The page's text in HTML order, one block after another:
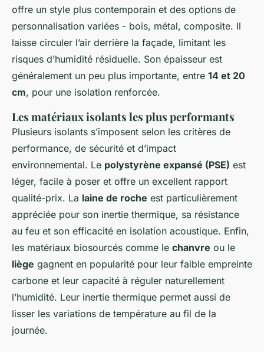
offre un style plus contemporain et des options de
personnalisation variées - bois, métal, composite. Il
laisse circuler l’air derrière la façade, limitant les
risques d’humidité résiduelle. Son épaisseur est
généralement un peu plus importante, entre 14 et 20
cm, pour une isolation renforcée.
Les matériaux isolants les plus performants
Plusieurs isolants s’imposent selon les critères de
performance, de sécurité et d’impact
environnemental. Le polystyrène expansé (PSE) est
léger, facile à poser et offre un excellent rapport
qualité-prix. La laine de roche est particulièrement
appréciée pour son inertie thermique, sa résistance
au feu et son efficacité en isolation acoustique. Enfin,
les matériaux biosourcés comme le chanvre ou le
liège gagnent en popularité pour leur faible empreinte
carbone et leur capacité à réguler naturellement
l’humidité. Leur inertie thermique permet aussi de
lisser les variations de température au fil de la
journée.